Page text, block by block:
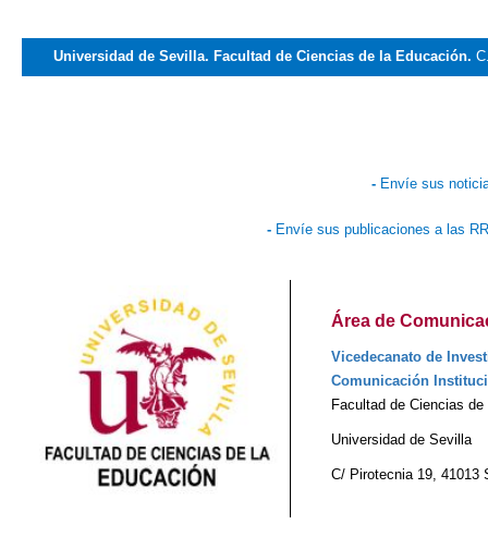
Universidad de Sevilla. Facultad de Ciencias de la Educación.
- Envíe sus
- Envíe sus publicaciones a las
Área de
Vicedecanato de
Comunicación
Facultad de Ciencias
Universidad de Sevilla
C/ Pirotecnia 19, 41013